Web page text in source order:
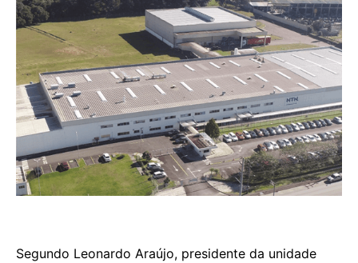
Segundo Leonardo Araújo, presidente da unidade